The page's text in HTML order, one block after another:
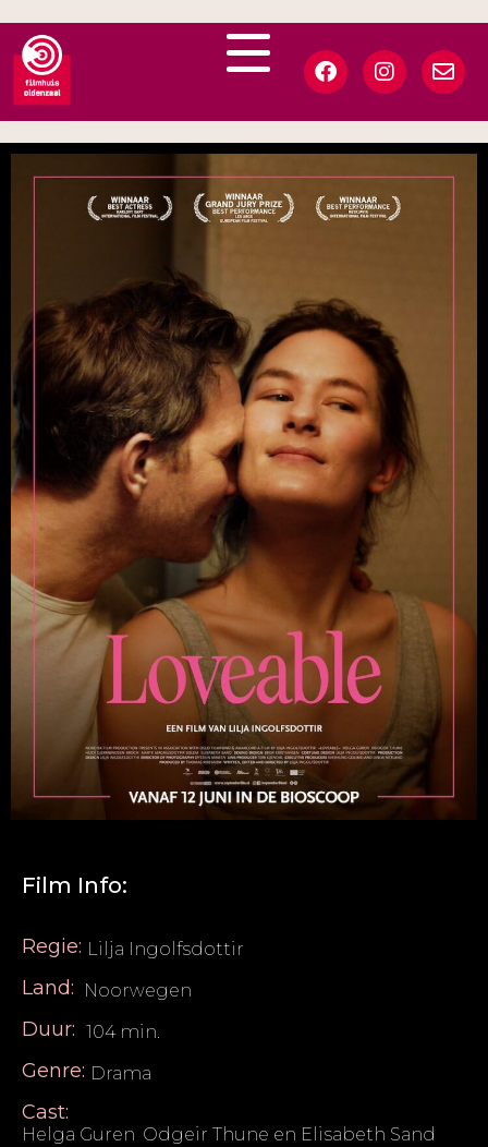
Film Info:
Regie: Lilja Ingolfsdottir
Land: Noorwegen
Duur: 104 min.
Genre: Drama
Cast:
Helga Guren Odgeir Thune en Elisabeth Sand